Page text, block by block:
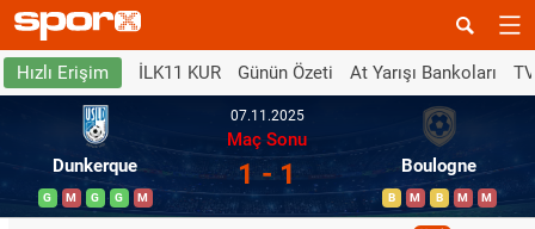
Hızlı Erişim İLK11 KUR Günün Özeti At Yarışı Bankoları
Dunkerque
G M G G M
07.11.2025
Maç Sonu
1 - 1 Boulogne
B M B M M